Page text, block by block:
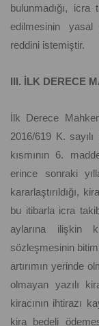
bulunmadığı,
edilmesinin yasal
reddini istemiştir.
III. İLK DERECE
İlk Derece
2016/619 K.
kısmının 6.
erince sonraki
kararlaştırıldığı,
bu itibarla icra
aylarına ilişkin
sözleşmesinin
artırımın yerinde
olmayan yazılı
kiracının ihtirazı
kira bedeli